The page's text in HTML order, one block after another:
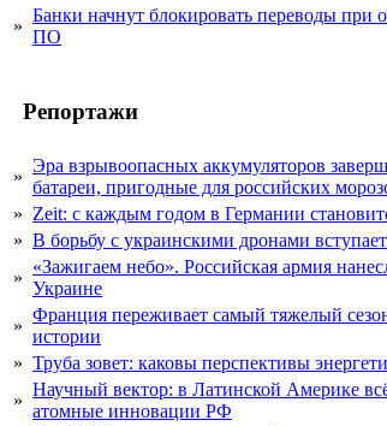
»
Банки начнут блокировать переводы при
ПО
Репортажи
»
Эра взрывоопасных аккумуляторов
батареи, пригодные для российских
» Zeit: с каждым годом в Германии
» В борьбу с украинскими дронами
»
«Зажигаем небо». Российская армия
Украине
»
Франция переживает самый тяжелый
истории
» Труба зовет: каковы перспективы
»
Научный вектор: в Латинской Америке
атомные инновации РФ